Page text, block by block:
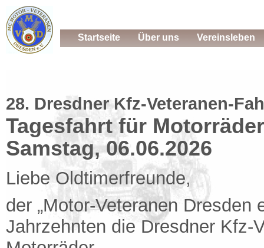
Startseite Über uns Vereinsleben
28. Dresdner Kfz-Veteranen-
Tagesfahrt für Motorräder
Samstag, 06.06.2026
Liebe Oldtimerfreunde,
der „Motor-Veteranen Dresden
Jahrzehnten die Dresdner Kfz-